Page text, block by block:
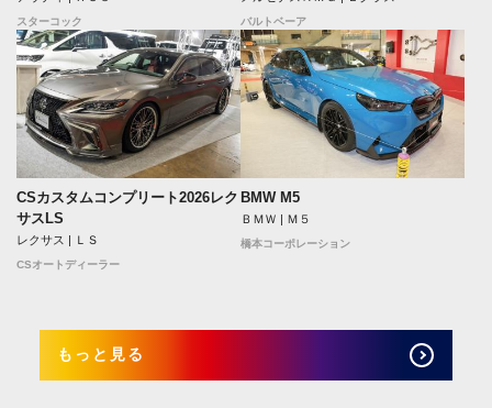
スターコック バルトベーア
CSカスタムコンプリート2026レク
サスLS
レクサス | ＬＳ
CSオートディーラー
BMW M5
ＢＭＷ | Ｍ５
橋本コーポレーション
もっと見る